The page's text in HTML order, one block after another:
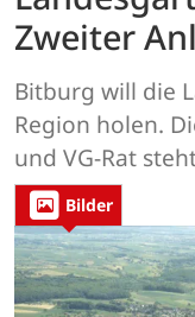
Zweiter
Bitburg will die
Region holen.
und VG-Rat
Bilder